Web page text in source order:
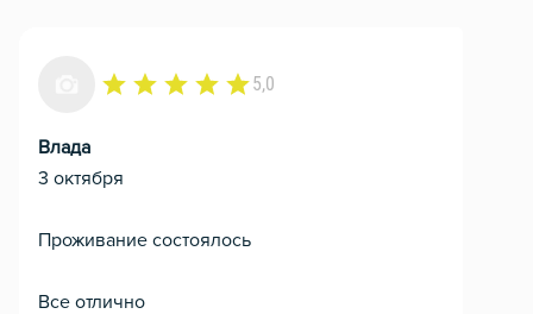
5,0
Влада
3 октября
Проживание состоялось
Все отлично